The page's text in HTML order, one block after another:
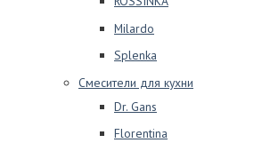
Milardo
Splenka
Смесители для кухни
Dr. Gans
Florentina